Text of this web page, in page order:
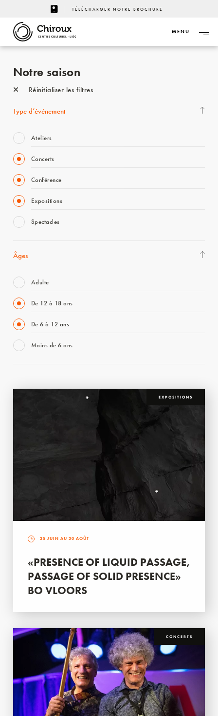
TÉLÉCHARGER NOTRE BROCHURE
CENTRE CULTUREL - LIÈGE
MENU
Notre saison
Réinitialiser les filtres
Type d’événement
Ateliers
Concerts
Conférence
Expositions
Spectacles
Âges
Adulte
De 12 à 18 ans
De 6 à 12 ans
Moins de 6 ans
EXPOSITIONS
25 JUIN AU 30 AOÛT
«PRESENCE OF LIQUID PASSAGE,
PASSAGE OF SOLID PRESENCE»
BO VLOORS
CONCERTS